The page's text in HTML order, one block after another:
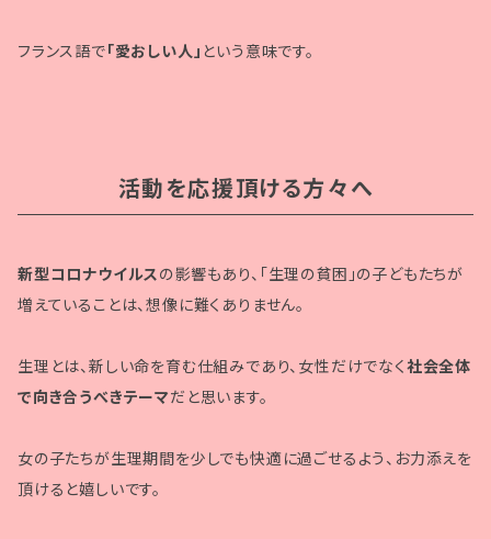
フランス語で「愛おしい人」 という意味です。
活動を応援頂ける方々へ
新型コロナウイルスの影響もあり、「生理の貧困」の子どもたちが
増えていることは、想像に難くありません。
生理とは、新しい命を育む仕組みであり、女性だけでなく社会全体
で向き合うべきテーマだと思います。
女の子たちが生理期間を少しでも快適に過ごせるよう、お力添えを
頂けると嬉しいです。